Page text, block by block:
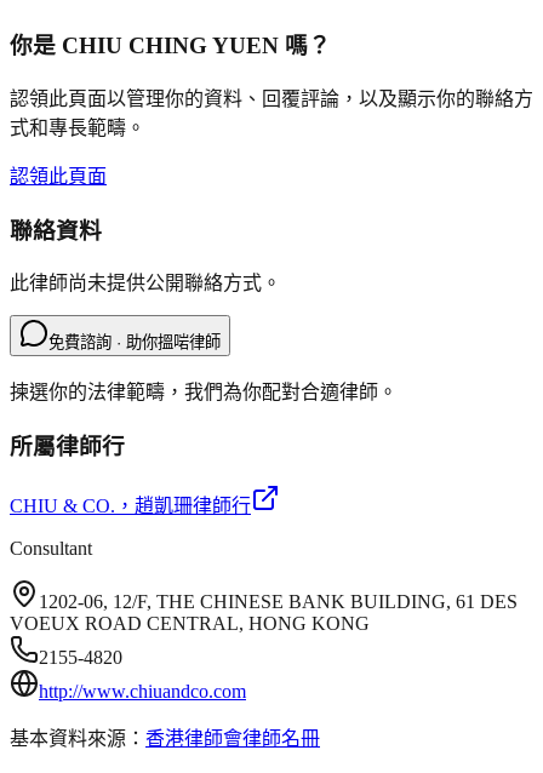
你是 CHIU CHING YUEN 嗎？
認領此頁面以管理你的資料、回覆評論，以及顯示你的聯絡方
式和專長範疇。
認領此頁面
聯絡資料
此律師尚未提供公開聯絡方式。
免費諮詢 · 助你搵啱律師
揀選你的法律範疇，我們為你配對合適律師。
所屬律師行
CHIU & CO. ，趙凱珊律師行
Consultant
1202-06, 12/F, THE CHINESE BANK BUILDING, 61 DES
VOEUX ROAD CENTRAL, HONG KONG
2155-4820
http://www.chiuandco.com
基本資料來源： 香港律師會律師名冊